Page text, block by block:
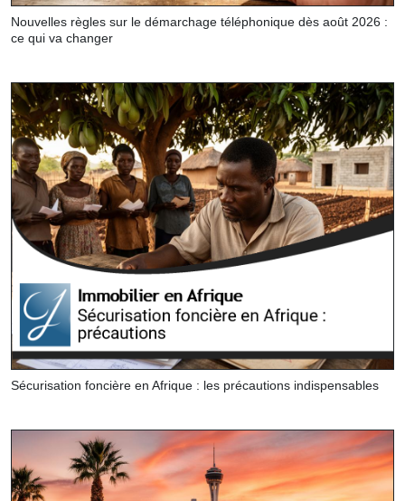
Nouvelles règles sur le démarchage téléphonique dès août 2026 :
ce qui va changer
Sécurisation foncière en Afrique : les précautions indispensables